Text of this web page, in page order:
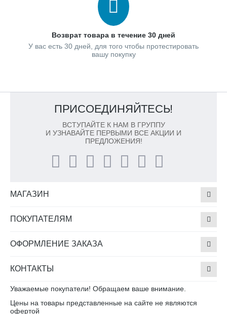
Возврат товара в течение 30 дней
У вас есть 30 дней, для того чтобы протестировать
вашу покупку
ПРИСОЕДИНЯЙТЕСЬ!
ВСТУПАЙТЕ К НАМ В ГРУППУ
И УЗНАВАЙТЕ ПЕРВЫМИ ВСЕ АКЦИИ И
ПРЕДЛОЖЕНИЯ!
МАГАЗИН
ПОКУПАТЕЛЯМ
ОФОРМЛЕНИЕ ЗАКАЗА
КОНТАКТЫ
Уважаемые покупатели! Обращаем ваше внимание.
Цены на товары представленные на сайте не являются
офертой